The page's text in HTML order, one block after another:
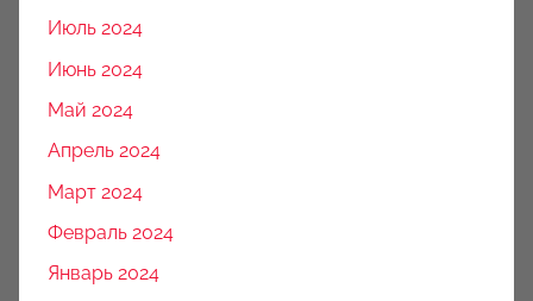
Июль 2024
Июнь 2024
Май 2024
Апрель 2024
Март 2024
Февраль 2024
Январь 2024